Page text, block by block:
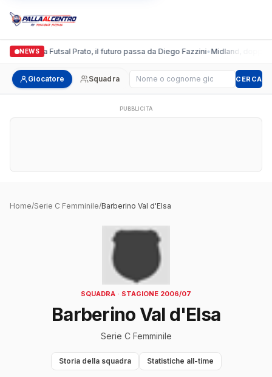
NEWS
Italgronda Futsal Prato, il futuro passa da Diego Fazzini•Midland, doppio
Giocatore Squadra Cerca giocatore CERCA
PUBBLICITÀ
Home/Serie C Femminile/Barberino Val d'Elsa
SQUADRA · STAGIONE 2006/07
Barberino Val d'Elsa
Serie C Femminile
Storia della squadra Statistiche all-time